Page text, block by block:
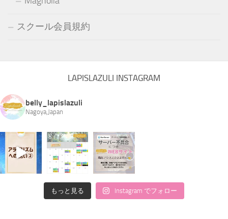
スクール会員規約
LAPISLAZULI INSTAGRAM
belly_lapislazuli
Nagoya,Japan
もっと見る Instagram でフォロー